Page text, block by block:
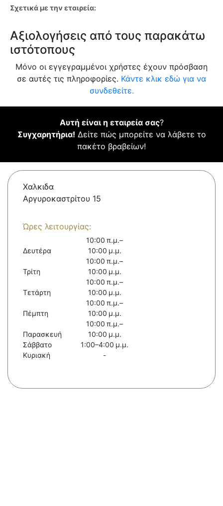
Σχετικά με την εταιρεία:
Αξιολογήσεις από τους παρακάτω
ιστότοπους
Μόνο οι εγγεγραμμένοι χρήστες έχουν πρόσβαση
σε αυτές τις πληροφορίες. Κάντε κλικ εδώ για να
συνδεθείτε.
Αυτή είναι η εταιρεία σας?
Συγχαρητήρια! Δείτε πώς μπορείτε να λάβετε το
πακέτο βραβείων!
Χαλκιδα
Αργυροκαστρίτου 15
Ώρες λειτουργίας:
Δευτέρα
10:00 π.μ.–
10:00 μ.μ.
Τρίτη
10:00 π.μ.–
10:00 μ.μ.
Τετάρτη
10:00 π.μ.–
10:00 μ.μ.
Πέμπτη
10:00 π.μ.–
10:00 μ.μ.
Παρασκευή
10:00 π.μ.–
10:00 μ.μ.
Σάββατο
1:00–4:00 μ.μ.
Κυριακή
-